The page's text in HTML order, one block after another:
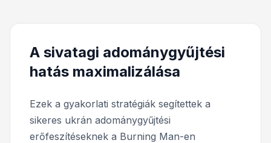
A sivatagi adománygyűjtési
hatás maximalizálása
Ezek a gyakorlati stratégiák segítettek a
sikeres ukrán adománygyűjtési
erőfeszítéseknek a Burning Man-en